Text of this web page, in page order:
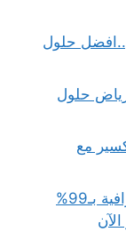
فوري..افضل حلول
حلول
مع
شركة تنظيف كنب بالرياض خدمات احترافية بـ99%